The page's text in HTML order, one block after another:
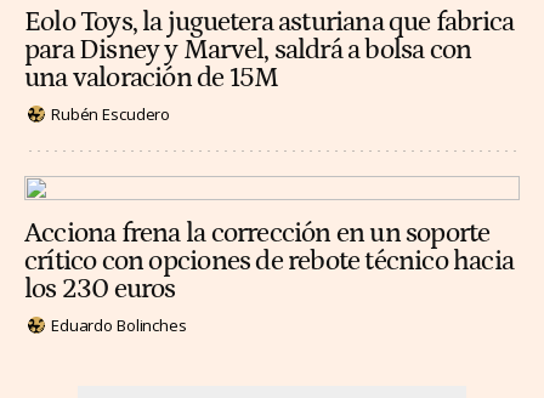
Eolo Toys, la juguetera asturiana que fabrica
para Disney y Marvel, saldrá a bolsa con
una valoración de 15M
Rubén Escudero
Acciona frena la corrección en un soporte
crítico con opciones de rebote técnico hacia
los 230 euros
Eduardo Bolinches